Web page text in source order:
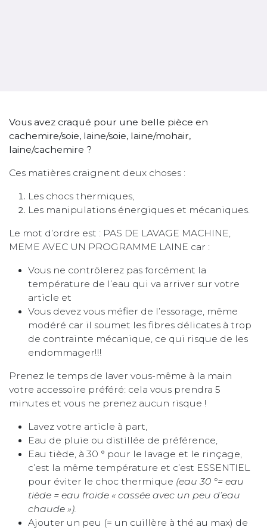
Vous avez craqué pour une belle pièce en
cachemire/soie, laine/soie, laine/mohair,
laine/cachemire ?
Ces matières craignent deux choses :
Les chocs thermiques,
Les manipulations énergiques et mécaniques.
Le mot d’ordre est : PAS DE LAVAGE MACHINE,
MEME AVEC UN PROGRAMME LAINE car :
Vous ne contrôlerez pas forcément la
température de l’eau qui va arriver sur votre
article et
Vous devez vous méfier de l’essorage, même
modéré car il soumet les fibres délicates à trop
de contrainte mécanique, ce qui risque de les
endommager!!!
Prenez le temps de laver vous-même à la main
votre accessoire préféré: cela vous prendra 5
minutes et vous ne prenez aucun risque !
Lavez votre article à part,
Eau de pluie ou distillée de préférence,
Eau tiède, à 30 ° pour le lavage et le rinçage,
c’est la même température et c’est ESSENTIEL
pour éviter le choc thermique (eau 30 °= eau
tiède = eau froide « cassée avec un peu d’eau
chaude »).
Ajouter un peu (= un cuillère à thé au max) de